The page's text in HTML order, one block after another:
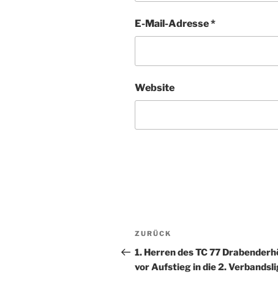
E-Mail-Adresse*
Website
Beitragsnavigation
Vorheriger
Beitrag
ZURÜCK
1. Herren des TC 77
vor Aufstieg in die 2.